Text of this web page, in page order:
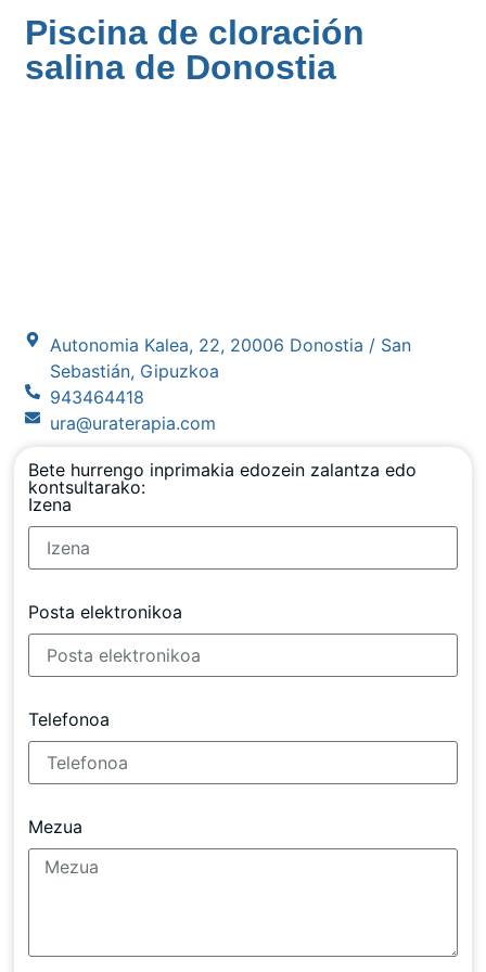
Piscina de cloración
salina de Donostia
Autonomia Kalea, 22, 20006 Donostia / San
Sebastián, Gipuzkoa
943464418
ura@uraterapia.com
Bete hurrengo inprimakia edozein zalantza edo
kontsultarako:
Izena
Posta elektronikoa
Telefonoa
Mezua